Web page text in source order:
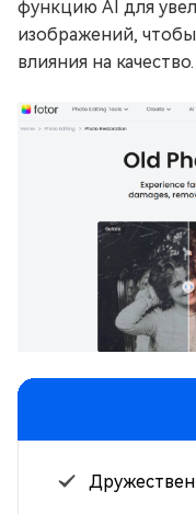
функцию AI для
изображений,
влияния на качество.